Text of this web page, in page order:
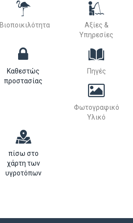
Βιοποικιλότητα
Αξίες &
Υπηρεσίες
Καθεστώς
προστασίας
Πηγές
Φωτογραφικό
Υλικό
πίσω στο
χάρτη των
υγροτόπων